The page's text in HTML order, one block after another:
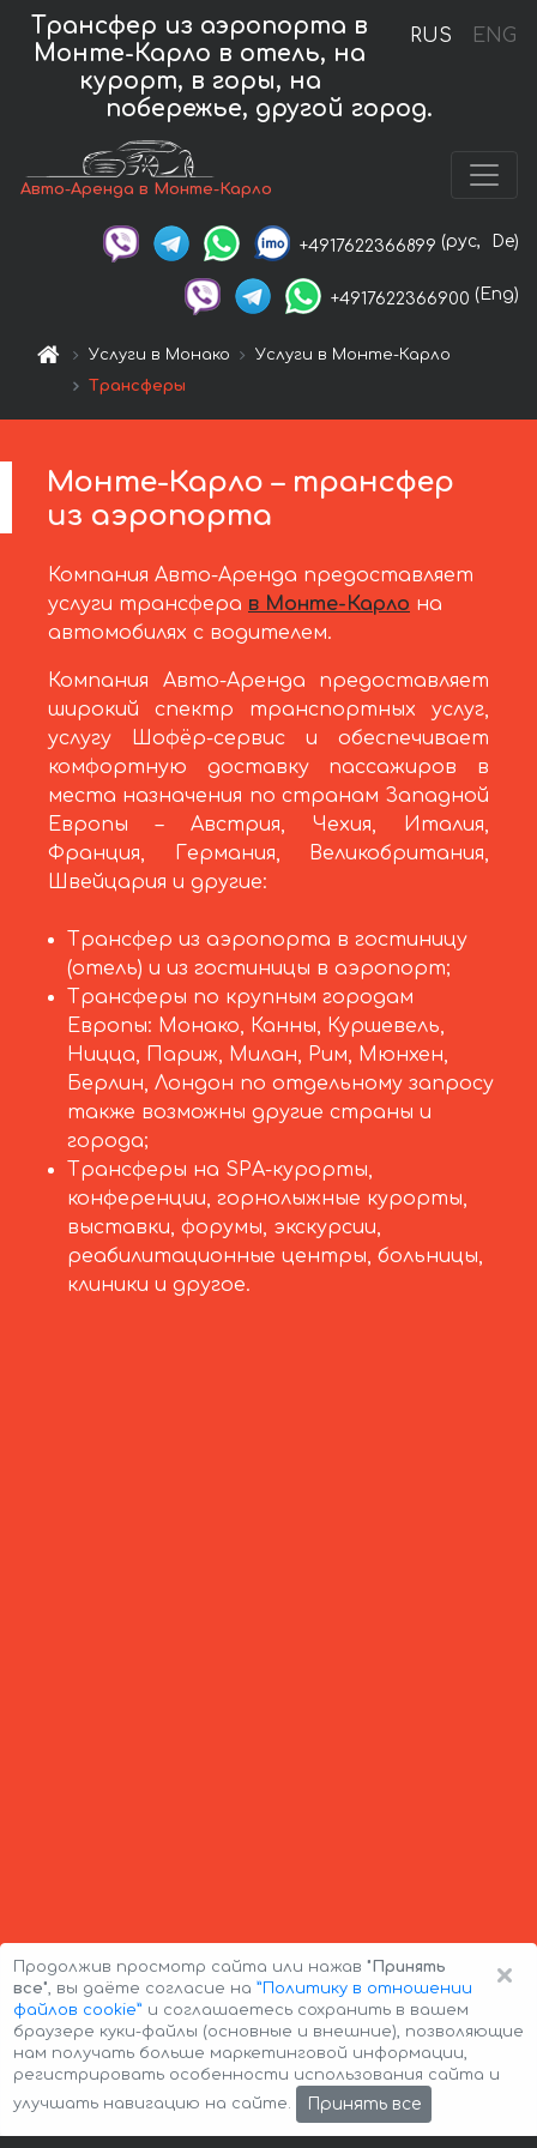
RUS ENG
Трансфер из аэропорта в
Монте-Карло в отель, на
курорт, в горы, на
побережье, другой город.
Авто-Аренда в Монте-Карло
+4917622366899 (рус, De)
+4917622366900 (Eng)
Услуги в Монако
Услуги в Монте-Карло
Трансферы
Монте-Карло – трансфер
из аэропорта
Компания Авто-Аренда предоставляет
услуги трансфера в Монте-Карло на
автомобилях с водителем.
Компания Авто-Аренда предоставляет
широкий спектр транспортных услуг,
услугу Шофёр-сервис и обеспечивает
комфортную доставку пассажиров в
места назначения по странам Западной
Европы – Австрия, Чехия, Италия,
Франция, Германия, Великобритания,
Швейцария и другие:
Трансфер из аэропорта в гостиницу
(отель) и из гостиницы в аэропорт;
Трансферы по крупным городам
Европы: Монако, Канны, Куршевель,
Ницца, Париж, Милан, Рим, Мюнхен,
Берлин, Лондон по отдельному запросу
также возможны другие страны и
города;
Трансферы на SPA-курорты,
конференции, горнолыжные курорты,
выставки, форумы, экскурсии,
реабилитационные центры, больницы,
клиники и другое.
Авторские права © 2026 Авто-Аренда Cookie Policy
×
Продолжив просмотр сайта или нажав "Принять
все", вы даёте согласие на ”Политику в отношении
файлов cookie” и соглашаетесь сохранить в вашем
браузере куки-файлы (основные и внешние), позволяющие
нам получать больше маркетинговой информации,
регистрировать особенности использования сайта и
улучшать навигацию на сайте.
Принять все